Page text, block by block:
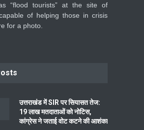
“flood tourists” at the site of
of helping those in crisis
for a photo.
उत्तराखंड में SIR पर सियासत तेज:
19 लाख मतदाताओं को नोटिस,
कांग्रेस ने जताई वोट कटने की आशंका